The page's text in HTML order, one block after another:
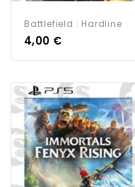
Battlefield : Hardline
4,00 €